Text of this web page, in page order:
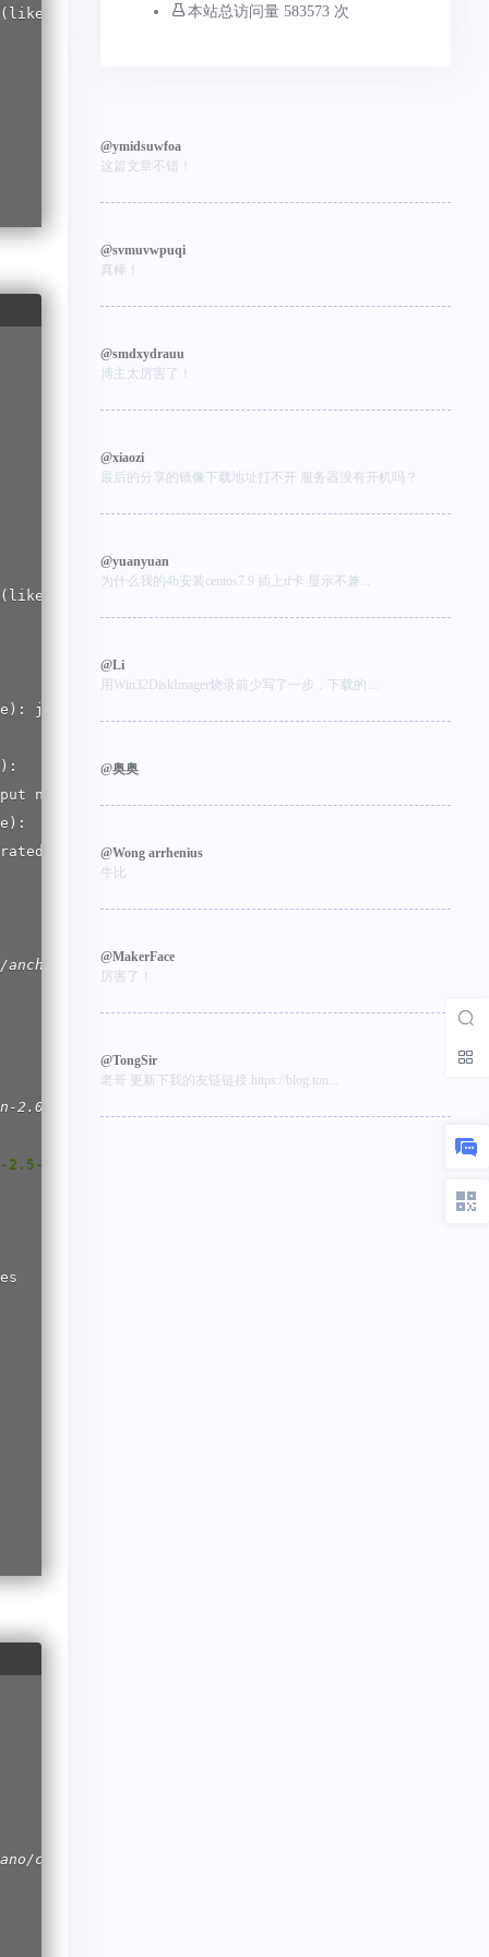
#输入 3 全部模块安装，0 只安装 Core，1 只安
jarbo           #输入启动用户
#默认即可
value):     #通讯域标识，组播，使用默认
#通讯域标识端口，使用默认
nano_ca.crt.pem'
2.0.0-1.el7.6.x86
33.el7.x86_64      #这里这个依赖报错可以忽略
认构建默认的桥接网络 br0； 如果已经有其他程序设置的
core/cert/nano_
本站总访问量 583573 次
@ymidsuwfoa
这篇文章不错！
@svmuvwpuqi
真棒！
@smdxydrauu
博主太厉害了！
@xiaozi
最后的分享的镜像下载地址打不开 服务器没有开机吗？
@yuanyuan
为什么我的4b安装centos7.9 插上tf卡 显示不兼...
@Li
用Win32DiskImager烧录前少写了一步，下载的....
@奥奥
@Wong arrhenius
牛比
@MakerFace
厉害了！
@TongSir
老哥 更新下我的友链链接 https://blog.ton...